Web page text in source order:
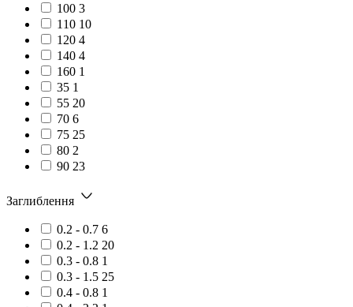
100 3
110 10
120 4
140 4
160 1
35 1
55 20
70 6
75 25
80 2
90 23
Заглиблення
0.2 - 0.7 6
0.2 - 1.2 20
0.3 - 0.8 1
0.3 - 1.5 25
0.4 - 0.8 1